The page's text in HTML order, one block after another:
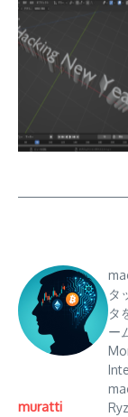
muratti
タ
タ
ー